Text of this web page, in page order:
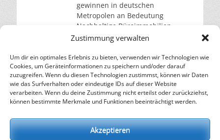
Zustimmung verwalten
Um dir ein optimales Erlebnis zu bieten, verwenden wir Technologien wie
Cookies, um Geräteinformationen zu speichern und/oder darauf
zuzugreifen. Wenn du diesen Technologien zustimmst, können wir Daten
wie das Surfverhalten oder eindeutige IDs auf dieser Website
verarbeiten. Wenn du deine Zustimmung nicht erteilst oder zurückziehst,
können bestimmte Merkmale und Funktionen beeinträchtigt werden.
Akzeptieren
gewinnen in deutschen
Metropolen an Bedeutung
Nachhaltige Büroimmobilien
erfahren in Deutschland,
Standorten wie Berlin, Frankfurt,
Münchenweiterlesen…
– Energie für die Zukunft –
Nachhaltigkeit, Kreislaufwirtschaft,
Erneuerbare Energien, Klimawandel und Energiewende.